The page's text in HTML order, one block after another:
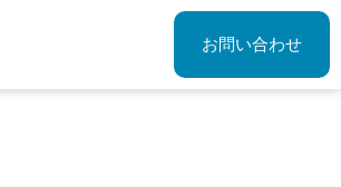
お問い合わせ